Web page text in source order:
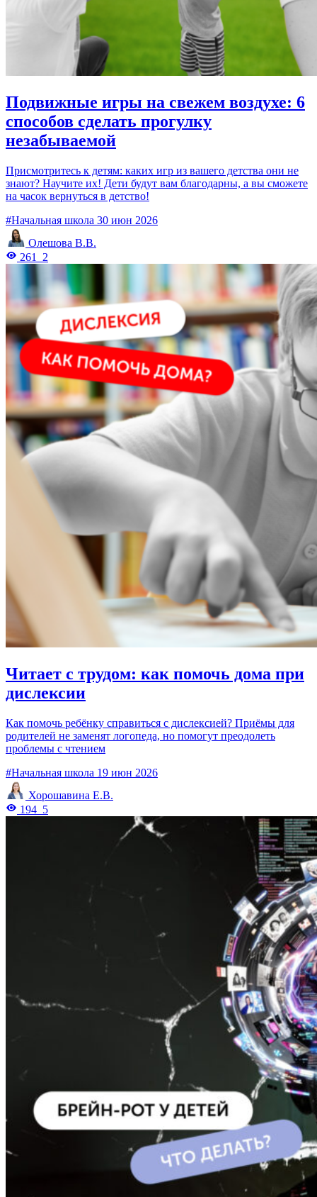
Подвижные игры на свежем воздухе: 6
способов сделать прогулку
незабываемой
Присмотритесь к детям: каких игр из вашего детства они не
знают? Научите их! Дети будут вам благодарны, а вы сможете
на часок вернуться в детство!
#Начальная школа 30 июн 2026
Олешова В.В.
261
2
Читает с трудом: как помочь дома при
дислексии
Как помочь ребёнку справиться с дислексией? Приёмы для
родителей не заменят логопеда, но помогут преодолеть
проблемы с чтением
#Начальная школа 19 июн 2026
Хорошавина Е.В.
194 5